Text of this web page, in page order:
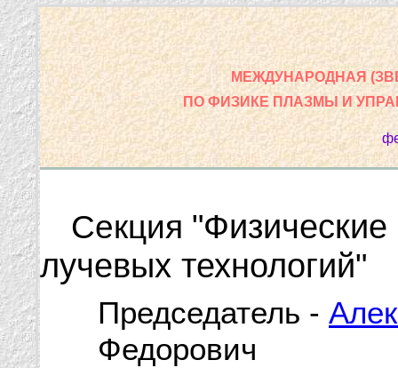
МЕЖДУНАРОДНАЯ
ПО ФИЗИКЕ ПЛАЗМЫ И
Секция
лучевых технологий"
Председатель -
Федорович